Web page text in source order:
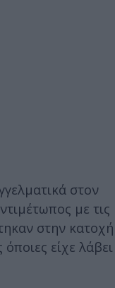
στον
με τις
στην κατοχή
είχε λάβει